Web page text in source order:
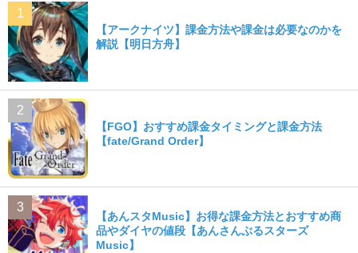
【アークナイツ】課金方法や課金は必要なのかを
解説【明日方舟】
【FGO】おすすめ課金タイミングと課金方法
【fate/Grand Order】
【あんスタMusic】お得な課金方法とおすすめ商
品やダイヤの値段【あんさんぶるスターズ
Music】